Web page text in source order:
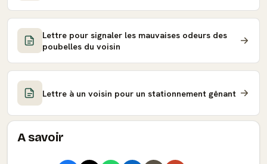
Lettre pour signaler les mauvaises odeurs des
poubelles du voisin
Lettre à un voisin pour un stationnement gênant
A savoir